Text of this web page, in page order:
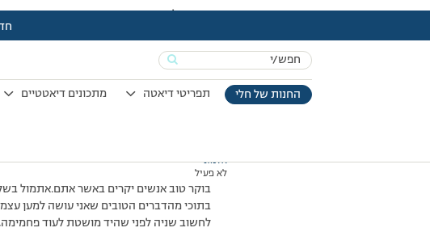
Search
for:החנות של חלי תפריטי דיאטה מתכונים דיאטטיים
עמוד הבית>דיונים>פורום>גמר חתימה טובה-חשבון נפש לפני החג
מוצגות 2 תגובות – 1 עד 2 (מתוך 2 סה״כ)
06/10/2011 בשעה 9:48
#183117
אלמוני
לא פעיל
בתוכי מהדברים הטובים שאני עושה למען
לחשוב שניה לפני שהיד מושטת לעוד